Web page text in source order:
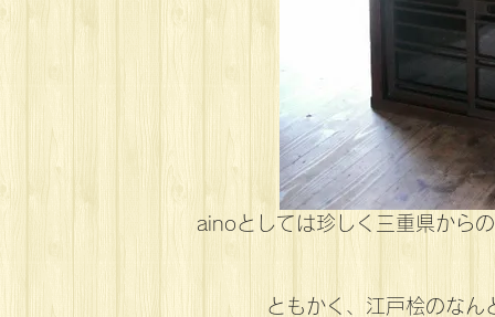
ainoとしては珍しく三重県から
ともかく、江戸桧のなん